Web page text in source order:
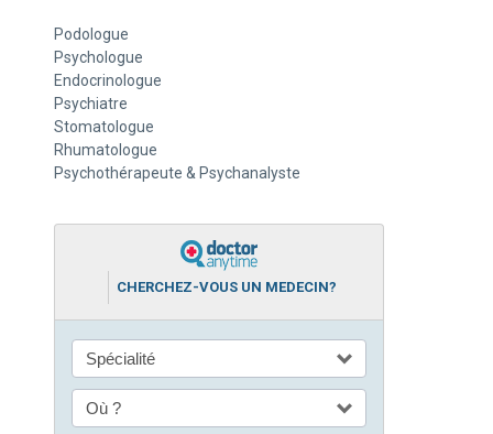
Podologue
Psychologue
Endocrinologue
Psychiatre
Stomatologue
Rhumatologue
Psychothérapeute & Psychanalyste
CHERCHEZ-VOUS UN MEDECIN?